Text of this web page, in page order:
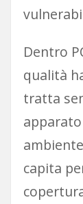
Dentro
qualità
tratta
capita